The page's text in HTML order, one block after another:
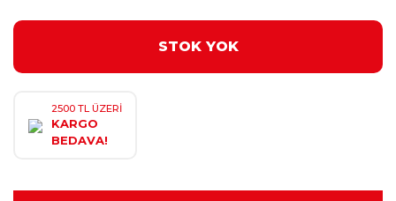
STOK YOK
2500 TL ÜZERİ
KARGO
BEDAVA!